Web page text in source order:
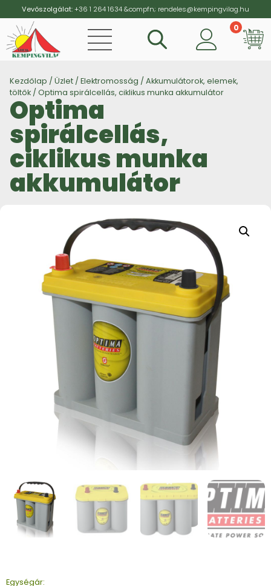
Vevőszolgálat:+36 1 264 1634&compfn; rendeles@kempingvilag.hu
0
Kezdőlap / Üzlet / Elektromosság / Akkumulátorok, elemek,
töltők / Optima spirálcellás, ciklikus munka akkumulátor
Optima
spirálcellás,
ciklikus munka
akkumulátor
Egységár: